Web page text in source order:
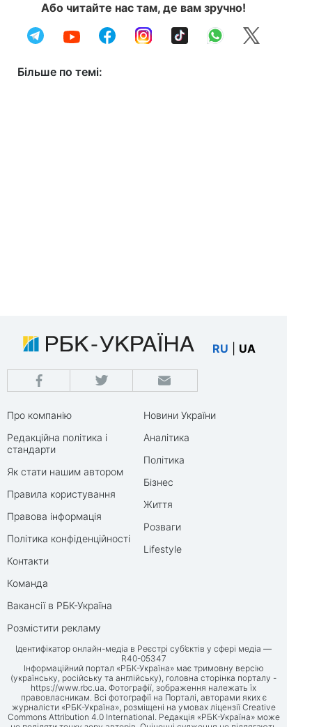
Або читайте нас там, де вам зручно!
Більше по темі:
RU UA
Про компанію
Редакційна політика і
стандарти
Як стати нашим автором
Правила користування
Правова інформація
Політика конфіденційності
Контакти
Команда
Вакансії в РБК-Україна
Розмістити рекламу
Новини України
Аналітика
Політика
Бізнес
Життя
Розваги
Lifestyle
Ідентифікатор онлайн-медіа в Реєстрі суб’єктів у сфері медіа —
R40-05347
Інформаційний портал «РБК-Україна» має тримовну версію
(українську, російську та англійську), головна сторінка порталу -
https://www.rbc.ua. Фотографії, зображення належать їх
правовласникам. Всі фотографії на Порталі, авторами яких є
журналісти «РБК-Україна», розміщені на умовах ліцензії Creative
Commons Attribution 4.0 International. Редакція «РБК-Україна» може